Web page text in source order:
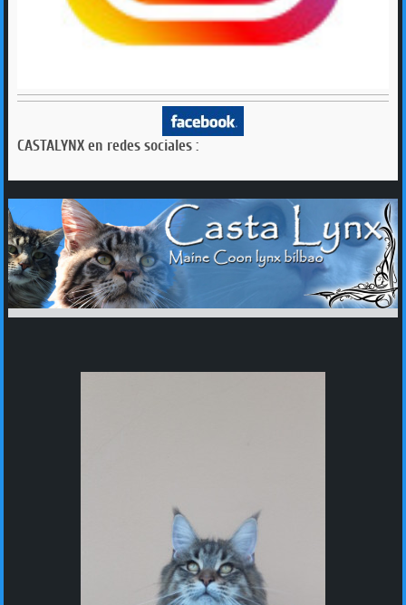
CASTALYNX en redes sociales :